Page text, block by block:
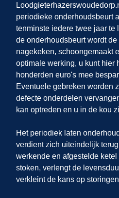
periodieke onderhoudsbeurt
tenminste iedere twee jaar te
de onderhoudsbeurt wordt de
nagekeken, schoongemaakt
optimale werking, u kunt hier
honderden euro's mee
Eventuele gebreken worden
defecte onderdelen
kan optreden en u in de kou
Het periodiek laten
verdient zich uiteindelijk
werkende en afgestelde
stoken, verlengt de
verkleint de kans op